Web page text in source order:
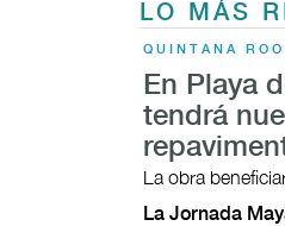
LO MÁS
QUINTANA
En Playa
tendrá
La obra
La Jornada